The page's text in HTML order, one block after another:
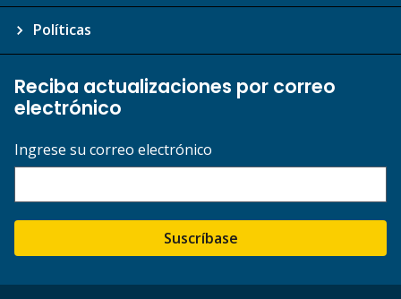
Políticas
Reciba actualizaciones por correo
electrónico
Ingrese su correo electrónico
Suscríbase